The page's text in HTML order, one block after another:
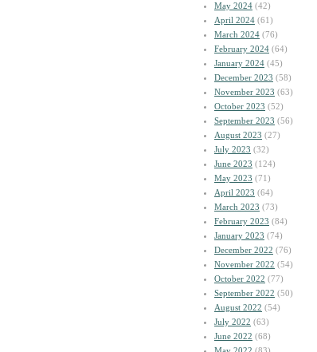
May 2024 (42)
April 2024 (61)
March 2024 (76)
February 2024 (64)
January 2024 (45)
December 2023 (58)
November 2023 (63)
October 2023 (52)
September 2023 (56)
August 2023 (27)
July 2023 (32)
June 2023 (124)
May 2023 (71)
April 2023 (64)
March 2023 (73)
February 2023 (84)
January 2023 (74)
December 2022 (76)
November 2022 (54)
October 2022 (77)
September 2022 (50)
August 2022 (54)
July 2022 (63)
June 2022 (68)